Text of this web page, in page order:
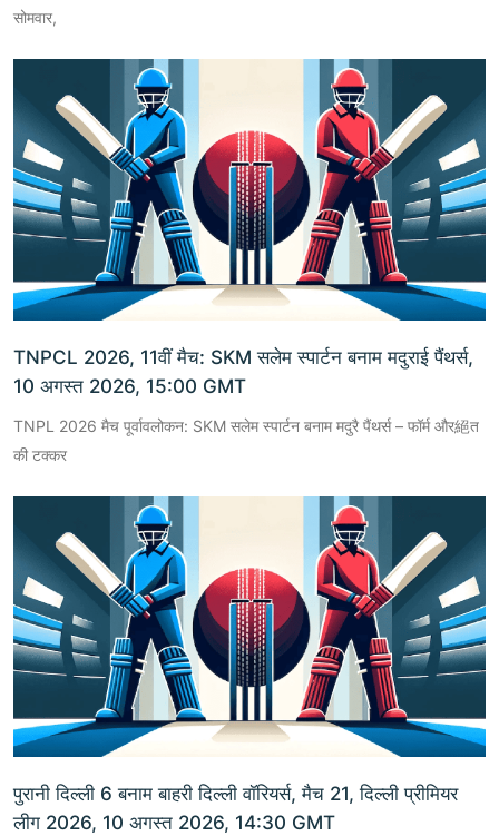
सोमवार,
TNPCL 2026, 11वीं मैच: SKM सलेम स्पार्टन बनाम मदुराई पैंथर्स,
10 अगस्त 2026, 15:00 GMT
TNPL 2026 मैच पूर्वावलोकन: SKM सलेम स्पार्टन बनाम मदुरै पैंथर्स – फॉर्म और絕त
की टक्कर
पुरानी दिल्ली 6 बनाम बाहरी दिल्ली वॉरियर्स, मैच 21, दिल्ली प्रीमियर
लीग 2026, 10 अगस्त 2026, 14:30 GMT